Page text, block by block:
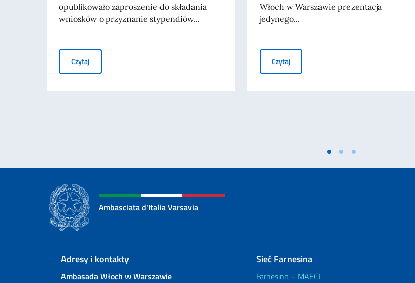
opublikowało zaproszenie do składania
wniosków o przyznanie stypendiów...
CzytajStypendia rządu włoskiego dla studentów zagranicznych i włoskich mieszkających za granicą (IRE)
Włoch w Warszawie prezentacja
jedynego...
CzytajPrezentacja motocykla Ducati Panigale
Ambasciata d'Italia Varsavia
Footer section
Adresy i kontakty
Ambasada Włoch w Warszawie
Sieć Farnesina
Farnesina – MAECI